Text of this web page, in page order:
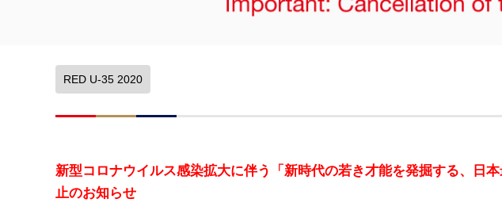
RED U-35 2020
新型コロナウイルス感染拡大に伴う「新時代の若き才能を発掘する、日
止のお知らせ